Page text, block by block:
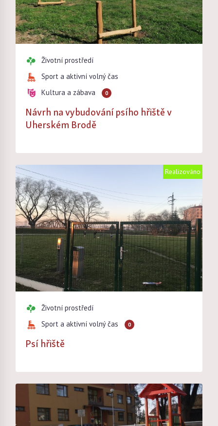
Životní prostředí
Sport a aktivní volný čas
Kultura a zábava
0
Návrh na vybudování psího hřiště v
Uherském Brodě
Realizováno
Životní prostředí
Sport a aktivní volný čas
0
Psí hřiště